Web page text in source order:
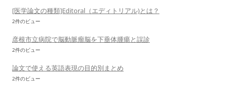
[医学論文の種類]Editoral（エディトリアル)とは？
2件のビュー
彦根市立病院で脳動脈瘤脳を下垂体腫瘍と誤診
2件のビュー
論文で使える英語表現の目的別まとめ
2件のビュー